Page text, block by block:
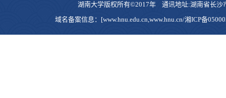
湖南大学版权所有©2017年 通讯地址:湖南省长
域名备案信息：[www.hnu.edu.cn,www.hnu.cn/湘ICP备